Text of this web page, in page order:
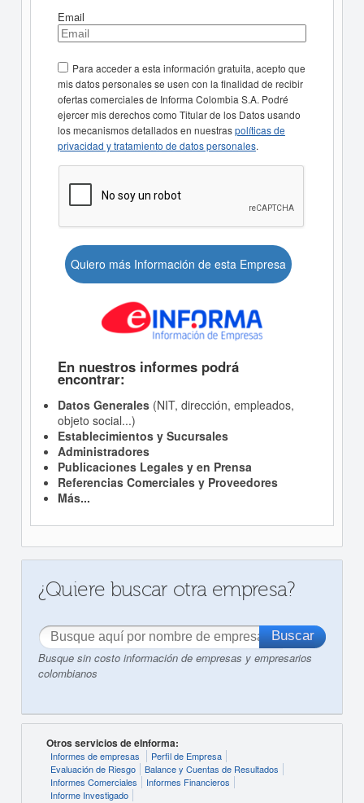
Email
Para acceder a esta información gratuita, acepto que
mis datos personales se usen con la finalidad de recibir
ofertas comerciales de Informa Colombia S.A. Podré
ejercer mis derechos como Titular de los Datos usando
los mecanismos detallados en nuestraspolíticas de
privacidad y tratamiento de datos personales.
Quiero más Información de esta Empresa
En nuestros informes podrá
encontrar:
Datos Generales(NIT, dirección, empleados,
objeto social...)
Establecimientos y Sucursales
Administradores
Publicaciones Legales y en Prensa
Referencias Comerciales y Proveedores
Más...
¿Quiere buscar otra empresa?
Busque sin costo información de empresas y empresarios
colombianos
Otros servicios de eInforma:
Informes de empresas
Perfil de Empresa
Evaluación de Riesgo
Balance y Cuentas de Resultados
Informes Comerciales
Informes Financieros
Informe Investigado